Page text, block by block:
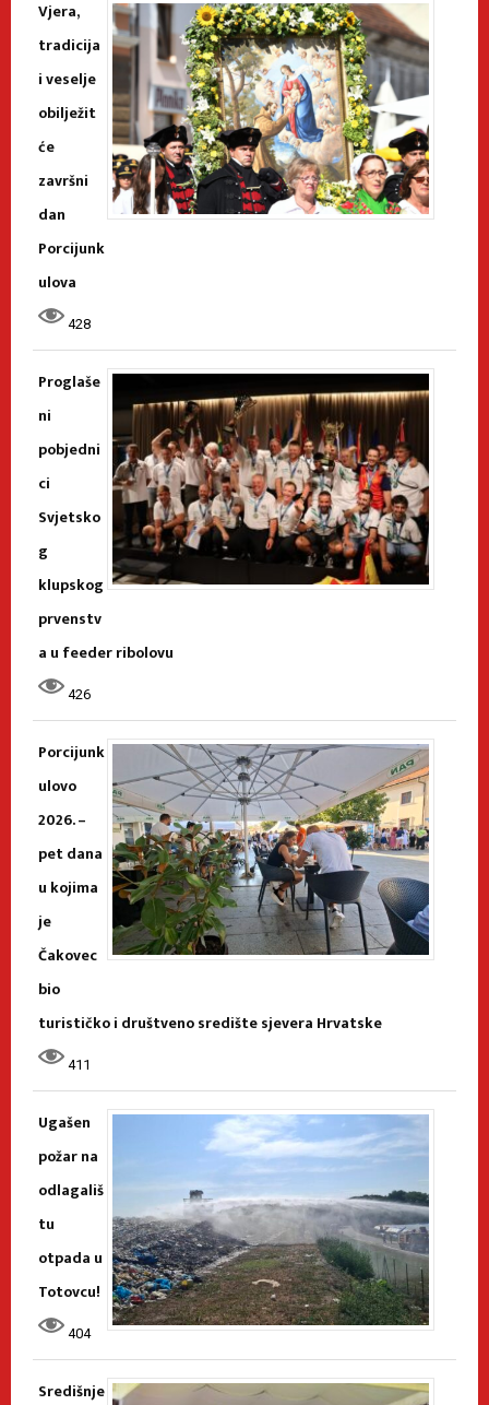
Vjera,
tradicija
i veselje
obilježit
će
završni
dan
Porcijunk
ulova
428
Proglaše
ni
pobjedni
ci
Svjetsko
g
klupskog
prvenstv
a u feeder ribolovu
426
Porcijunk
ulovo
2026. –
pet dana
u kojima
je
Čakovec
bio
turističko i društveno središte sjevera Hrvatske
411
Ugašen
požar na
odlagališ
tu
otpada u
Totovcu!
404
Središnje